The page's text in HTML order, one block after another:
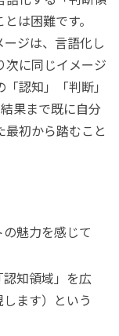
は困難です。
ジは、言語化し
次に同じイメージ
認知」「判断」
果まで既に自分
初から踏むこと
魅力を感じて
知領域」を広
ます）という